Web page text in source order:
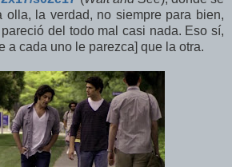
olla, la verdad, no siempre para bien,
del todo mal casi nada. Eso sí,
a cada uno le parezca] que la otra.